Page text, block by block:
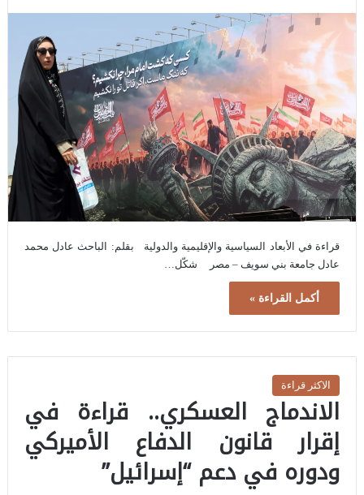
قراءة في الأبعاد السياسية والإقليمية والدولية بقلم: الباحث عادل محمد
عادل جامعة بني سويف – مصر شكّل…
أكمل القراءة »
الاكثر قراءة
الاندماج العسكري.. قراءة في
إقرار قانون الدفاع الأميركي
ودوره في دعم “إسرائيل”